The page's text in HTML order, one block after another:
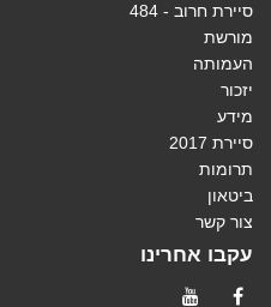
סיירת חרוב - 484
מורשת
העמותה
יזכור
מידע
סיירת 2017
תרומות
ביטאון
צור קשר
עקבו אחרינו